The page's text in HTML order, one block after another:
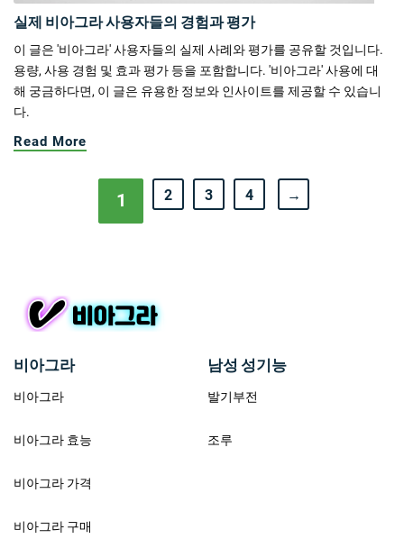
실제 비아그라 사용자들의 경험과 평가
이 글은 '비아그라' 사용자들의 실제 사례와 평가를 공유할 것입니다.
용량, 사용 경험 및 효과 평가 등을 포함합니다. '비아그라' 사용에 대
해 궁금하다면, 이 글은 유용한 정보와 인사이트를 제공할 수 있습니
다.
Read More
1 2 3 4 →
비아그라
비아그라
비아그라 효능
비아그라 가격
비아그라 구매
남성 성기능
발기부전
조루